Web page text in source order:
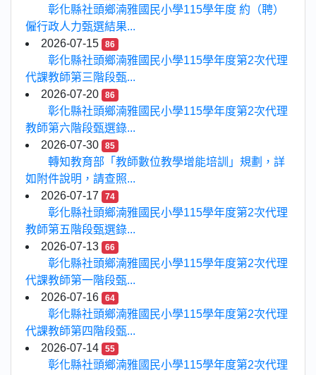
彰化縣社頭鄉湳雅國民小學115學年度 約（聘）
僱行政人力甄選結果...
2026-07-15
86
彰化縣社頭鄉湳雅國民小學115學年度第2次代理
代課教師第三階段甄...
2026-07-20
86
彰化縣社頭鄉湳雅國民小學115學年度第2次代理
教師第六階段甄選錄...
2026-07-30
85
轉知教育部「教師數位教學增能培訓」規劃，詳
如附件說明，請查照...
2026-07-17
74
彰化縣社頭鄉湳雅國民小學115學年度第2次代理
教師第五階段甄選錄...
2026-07-13
66
彰化縣社頭鄉湳雅國民小學115學年度第2次代理
代課教師第一階段甄...
2026-07-16
64
彰化縣社頭鄉湳雅國民小學115學年度第2次代理
代課教師第四階段甄...
2026-07-14
55
彰化縣社頭鄉湳雅國民小學115學年度第2次代理